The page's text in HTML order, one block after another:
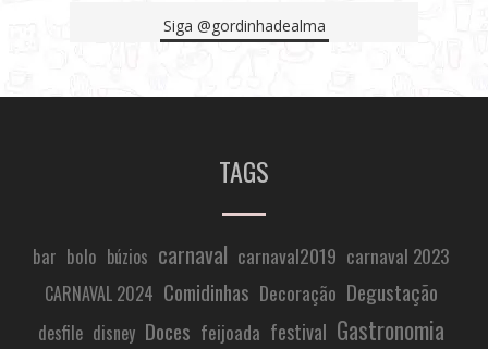
Siga @gordinhadealma
TAGS
bar bolo búzios carnaval carnaval2019 carnaval 2023
CARNAVAL 2024 Comidinhas Decoração Degustação
desfile disney Doces feijoada festival Gastronomia